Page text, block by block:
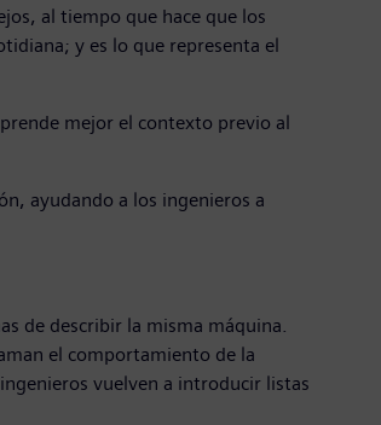
al tiempo que hace que los
y es lo que representa el
mejor el contexto previo al
ayudando a los ingenieros a
de describir la misma máquina.
el comportamiento de la
vuelven a introducir listas